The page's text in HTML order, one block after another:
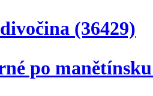
(36429)
po